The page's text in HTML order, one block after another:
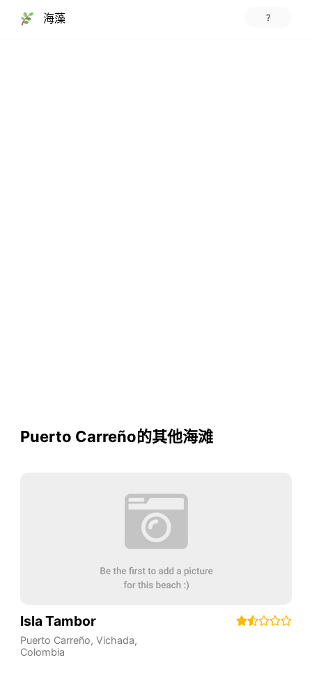
海藻 ?
Puerto Carreño的其他海滩
Isla Tambor
Puerto Carreño, Vichada,
Colombia